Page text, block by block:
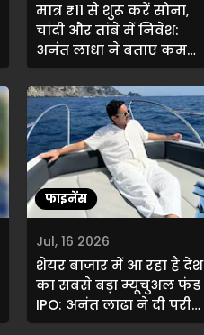
मात्र ₹11 से शुरू करें सोना,
चांदी और तांबे में निवेश:
अनंत लाधा ने बताए कम
बजट के सीक्रेट्स
Jul, 16 2026
शेयर बाजार में आ रहा है देश
का सबसे बड़ा म्यूचुअल फंड
IPO: अनंत लाढ़ा ने दी पूरी
जानकारी
फाइनेंस